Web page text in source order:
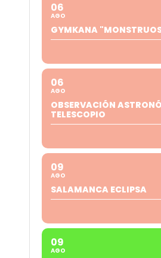
06
AGO
GYMKANA
06
AGO
OBSERVACIÓN
TELESCOPIO
09
AGO
SALAMANCA ECLIPSA
09
AGO